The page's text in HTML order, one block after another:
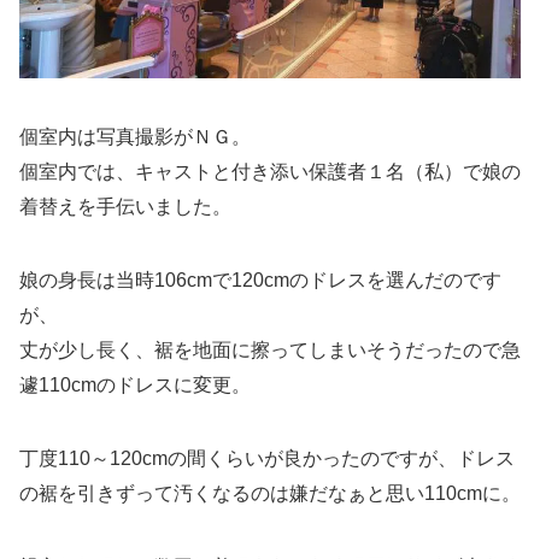
個室内は写真撮影がＮＧ。
個室内では、キャストと付き添い保護者１名（私）で娘の
着替えを手伝いました。
娘の身長は当時106cmで120cmのドレスを選んだのです
が、
丈が少し長く、裾を地面に擦ってしまいそうだったので急
遽110cmのドレスに変更。
丁度110～120cmの間くらいが良かったのですが、ドレス
の裾を引きずって汚くなるのは嫌だなぁと思い110cmに。